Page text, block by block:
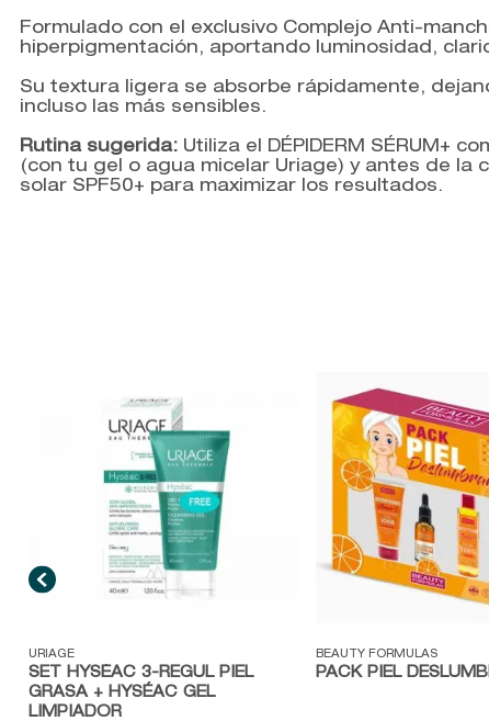
Formulado con el exclusivo Complejo Anti-
hiperpigmentación, aportando luminosidad,
Su textura ligera se absorbe rápidamente,
incluso las más sensibles.
Rutina sugerida: Utiliza el DÉPIDERM SÉRUM+
(con tu gel o agua micelar Uriage) y antes de la
solar SPF50+ para maximizar los resultados.
Vista rápida
URIAGE
SET HYSÉAC 3-REGUL PIEL
GRASA + HYSÉAC GEL
LIMPIADOR
Vista rápida
BEAUTY FORMULAS
PACK PIEL